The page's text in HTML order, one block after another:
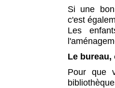
Si une
c'est
Les
Le
Pour que